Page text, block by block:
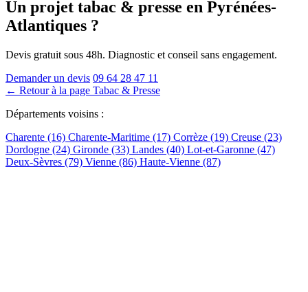
Un projet tabac & presse en Pyrénées-
Atlantiques ?
Devis gratuit sous 48h. Diagnostic et conseil sans engagement.
Demander un devis 09 64 28 47 11
← Retour à la page Tabac & Presse
Départements voisins :
Charente (16) Charente-Maritime (17) Corrèze (19) Creuse (23)
Dordogne (24) Gironde (33) Landes (40) Lot-et-Garonne (47)
Deux-Sèvres (79) Vienne (86) Haute-Vienne (87)